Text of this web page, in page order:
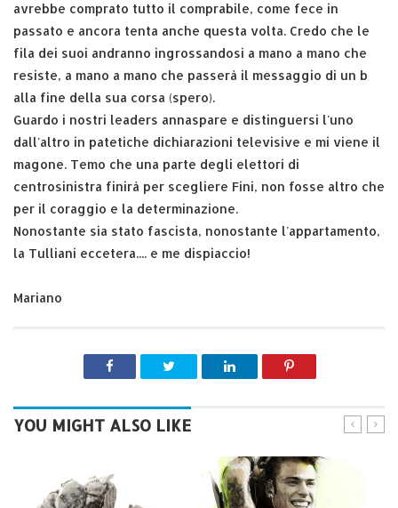
avrebbe comprato tutto il comprabile, come fece in
passato e ancora tenta anche questa volta. Credo che le
fila dei suoi andranno ingrossandosi a mano a mano che
resiste, a mano a mano che passerà il messaggio di un b
alla fine della sua corsa (spero).
Guardo i nostri leaders annaspare e distinguersi l'uno
dall'altro in patetiche dichiarazioni televisive e mi viene il
magone. Temo che una parte degli elettori di
centrosinistra finirà per scegliere Fini, non fosse altro che
per il coraggio e la determinazione.
Nonostante sia stato fascista, nonostante l'appartamento,
la Tulliani eccetera.... e me dispiaccio!
Mariano
YOU MIGHT ALSO LIKE